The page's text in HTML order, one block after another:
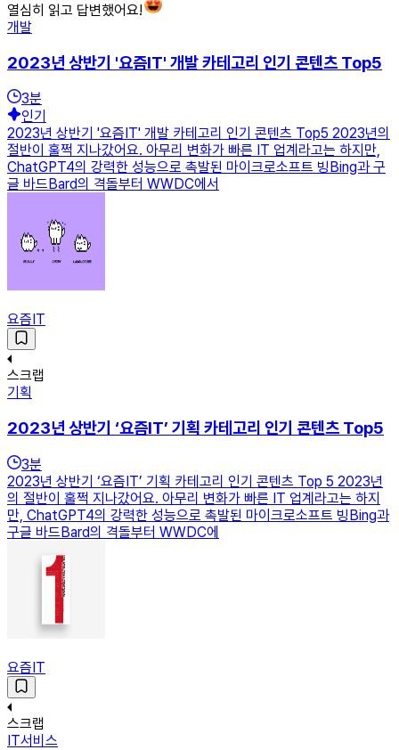
열심히 읽고 답변했어요!
개발
2023년 상반기 '요즘IT' 개발 카테고리 인기 콘텐츠 Top5
3분
인기
2023년 상반기 '요즘IT' 개발 카테고리 인기 콘텐츠 Top5 2023년의
절반이 훌쩍 지나갔어요. 아무리 변화가 빠른 IT 업계라고는 하지만,
ChatGPT4의 강력한 성능으로 촉발된 마이크로소프트 빙Bing과 구
글 바드Bard의 격돌부터 WWDC에서
요즘IT
스크랩
기획
2023년 상반기 ‘요즘IT’ 기획 카테고리 인기 콘텐츠 Top5
3분
2023년 상반기 ‘요즘IT’ 기획 카테고리 인기 콘텐츠 Top 5 2023년
의 절반이 훌쩍 지나갔어요. 아무리 변화가 빠른 IT 업계라고는 하지
만, ChatGPT4의 강력한 성능으로 촉발된 마이크로소프트 빙Bing과
구글 바드Bard의 격돌부터 WWDC에
요즘IT
스크랩
IT서비스